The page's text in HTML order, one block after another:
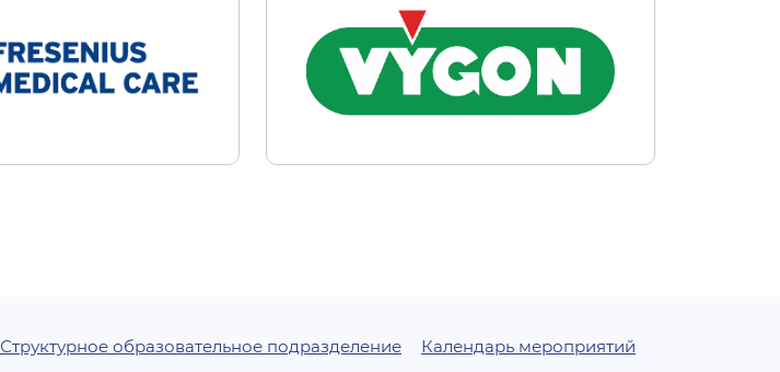
Структурное образовательное подразделение Календарь мероприятий